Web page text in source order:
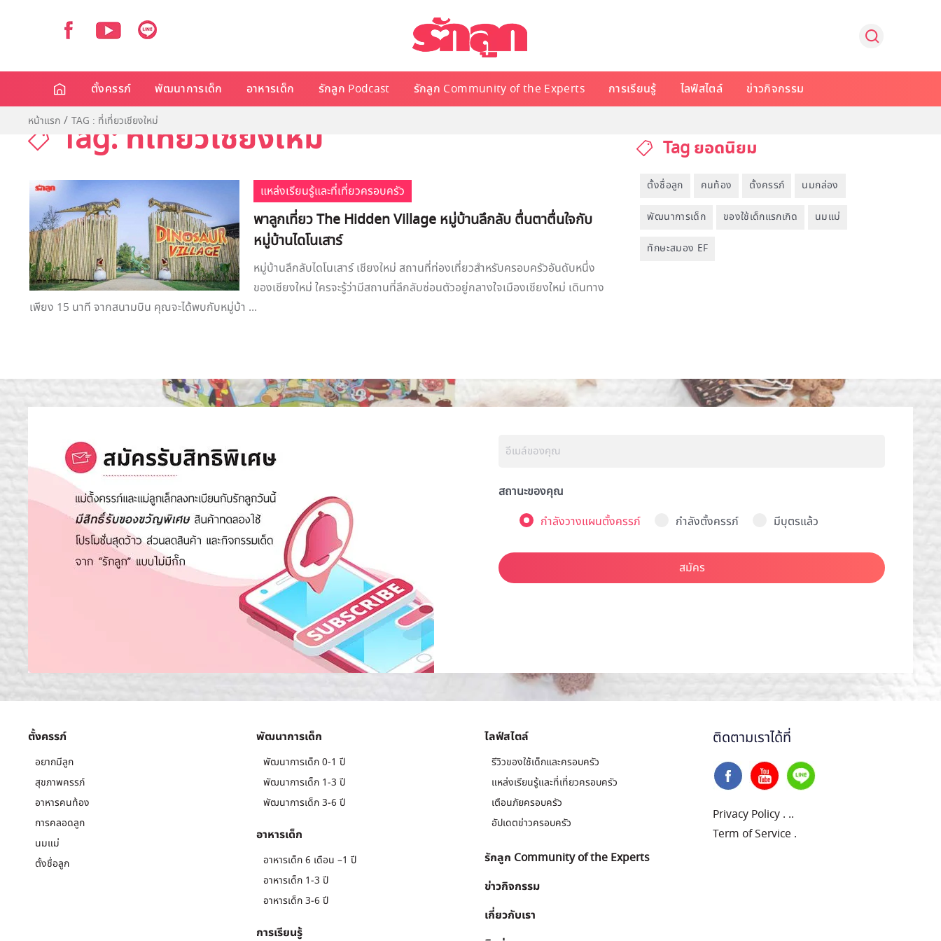
ตั้งครรภ์ พัฒนาการเด็ก อาหารเด็ก รักลูก Podcast รักลูก Community of the Experts การเรียนรู้ ไลฟ์สไตล์ ข่าวกิจกรรม
หน้าแรก TAG : ที่เที่ยวเชียงใหม่
Tag: ที่เที่ยวเชียงใหม่
แหล่งเรียนรู้และที่เที่ยวครอบครัว
พาลูกเที่ยว The Hidden Village หมู่บ้านลึกลับ ตื่นตาตื่นใจกับ
หมู่บ้านไดโนเสาร์
หมู่บ้านลึกลับไดโนเสาร์ เชียงใหม่ สถานที่ท่องเที่ยวสำหรับครอบครัวอันดับหนึ่ง
ของเชียงใหม่ ใครจะรู้ว่ามีสถานที่ลึกลับซ่อนตัวอยู่กลางใจเมืองเชียงใหม่ เดินทาง
เพียง 15 นาที จากสนามบิน คุณจะได้พบกับหมู่บ้า ...
Tag ยอดนิยม
ตั้งชื่อลูก คนท้อง ตั้งครรภ์ นมกล่อง
พัฒนาการเด็ก ของใช้เด็กแรกเกิด นมแม่
ทักษะสมอง EF
สถานะของคุณ
กำลังวางแผนตั้งครรภ์
กำลังตั้งครรภ์ มีบุตรแล้ว
สมัคร
ตั้งครรภ์
อยากมีลูก
สุขภาพครรภ์
อาหารคนท้อง
การคลอดลูก
นมแม่
ตั้งชื่อลูก
พัฒนาการเด็ก
พัฒนาการเด็ก 0-1 ปี
พัฒนาการเด็ก 1-3 ปี
พัฒนาการเด็ก 3-6 ปี
อาหารเด็ก
อาหารเด็ก 6 เดือน –1 ปี
อาหารเด็ก 1-3 ปี
อาหารเด็ก 3-6 ปี
การเรียนรู้
ไลฟ์สไตล์
รีวิวของใช้เด็กและครอบครัว
แหล่งเรียนรู้และที่เที่ยวครอบครัว
เตือนภัยครอบครัว
อัปเดตข่าวครอบครัว
รักลูก Community of the Experts
ข่าวกิจกรรม
เกี่ยวกับเรา
ติดตามเราได้ที่
Privacy Policy . ..
Term of Service .